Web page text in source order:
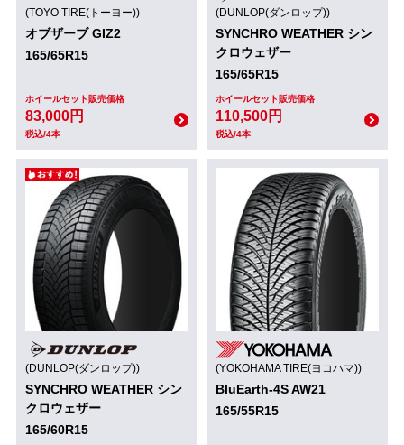
(TOYO TIRE(トーヨー))
オブザーブ GIZ2
165/65R15
ホイールセット販売価格
83,000円
税込/4本
(DUNLOP(ダンロップ))
SYNCHRO WEATHER シン
クロウェザー
165/65R15
ホイールセット販売価格
110,500円
税込/4本
(DUNLOP(ダンロップ))
SYNCHRO WEATHER シン
クロウェザー
165/60R15
(YOKOHAMA TIRE(ヨコハマ))
BluEarth-4S AW21
165/55R15